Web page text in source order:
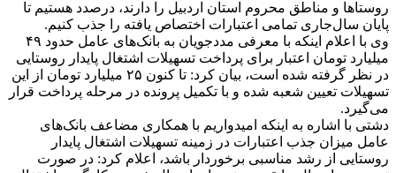
روستاها و مناطق محروم استان اردبیل را دارند، درصدد هستیم تا
پایان سال‌جاری تمامی اعتبارات اختصاص یافته را جذب کنیم.
وی با اعلام اینکه با معرفی مددجویان به بانک‌های عامل حدود ۴۹
میلیارد تومان اعتبار برای پرداخت تسهیلات اشتغال پایدار روستایی
در نظر گرفته شده است، بیان کرد: تا کنون ۲۵ میلیارد تومان از این
تسهیلات تعیین شعبه شده و با تکمیل پرونده در مرحله پرداخت قرار
می‌گیرد.
دشتی با اشاره به اینکه امیدواریم با همکاری مضاعف بانک‌های
عامل میزان جذب اعتبارات در زمینه تسهیلات اشتغال پایدار
روستایی از رشد مناسبی برخوردار باشد، اعلام کرد: در صورت